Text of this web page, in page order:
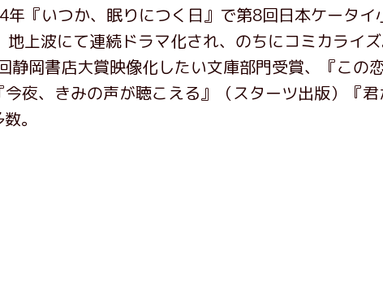
『いつか、眠りにつく日』で第8回日本ケータイ
上波にて連続ドラマ化され、のちにコミカライズ
静岡書店大賞映像化したい文庫部門受賞、『この
夜、きみの声が聴こえる』（スターツ出版）『
。